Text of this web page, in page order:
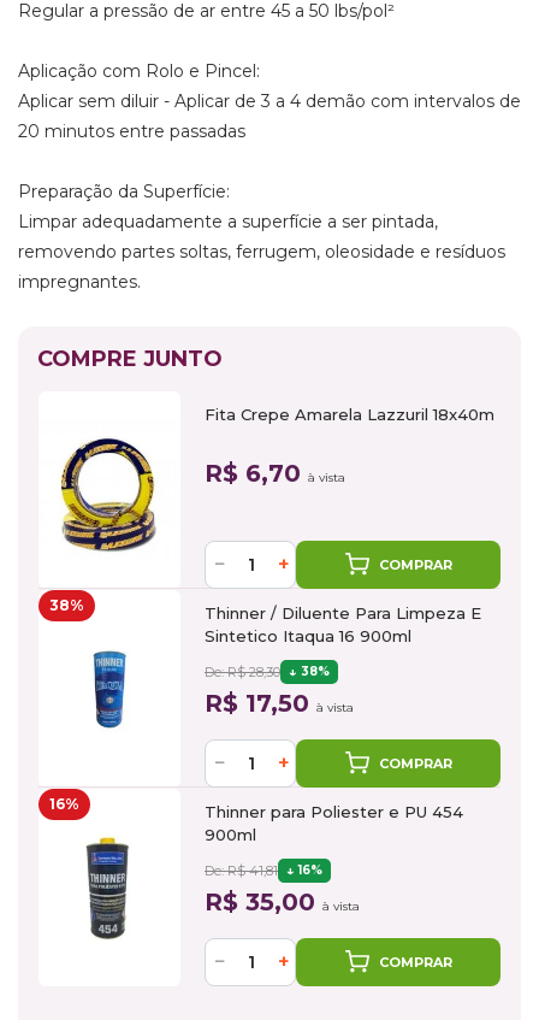
Regular a pressão de ar entre 45 a 50 lbs/pol²
Aplicação com Rolo e Pincel:
Aplicar sem diluir - Aplicar de 3 a 4 demão com intervalos de
20 minutos entre passadas
Preparação da Superfície:
Limpar adequadamente a superfície a ser pintada,
removendo partes soltas, ferrugem, oleosidade e resíduos
impregnantes.
COMPRE JUNTO
Fita Crepe Amarela Lazzuril 18x40m
R$ 6,70 à vista
− + COMPRAR
38%
Thinner / Diluente Para Limpeza E
Sintetico Itaqua 16 900ml
De: R$ 28,30 38%
R$ 17,50 à vista
− + COMPRAR
16%
Thinner para Poliester e PU 454
900ml
De: R$ 41,81 16%
R$ 35,00 à vista
− + COMPRAR